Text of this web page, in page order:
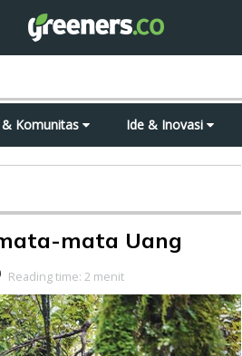
Komunitas Ide & Inovasi
mata Uang
Reading time: 2 menit